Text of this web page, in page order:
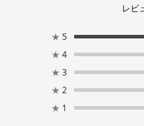
レビ
★ 5
★ 4
★ 3
★ 2
★ 1